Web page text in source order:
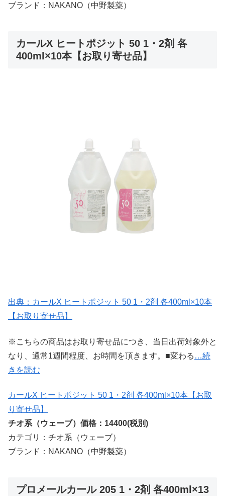
ブランド：NAKANO（中野製薬）
カールX ヒートポジット 50 1・2剤 各
400ml×10本【お取り寄せ品】
出典：カールX ヒートポジット 50 1・2剤 各400ml×10本
【お取り寄せ品】
※こちらの商品はお取り寄せ品につき、当日出荷対象外と
なり、通常1週間程度、お時間を頂きます。■変わる …続
きを読む
カールX ヒートポジット 50 1・2剤 各400ml×10本【お取
り寄せ品】
チオ系（ウェーブ）価格：14400(税別)
カテゴリ：チオ系（ウェーブ）
ブランド：NAKANO（中野製薬）
プロメールカール 205 1・2剤 各400ml×13